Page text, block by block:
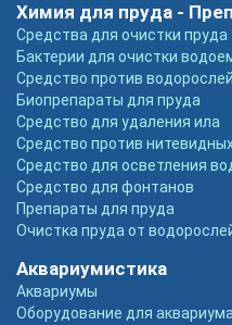
Химия для пруда -
Средства для очистки пруда
Бактерии для очистки
Средство против
Биопрепараты для пруда
Средство для удаления ила
Средство против
Средство для осветления
Средство для фонтанов
Препараты для пруда
Очистка пруда от
Аквариумистика
Аквариумы
Оборудование для аквариума